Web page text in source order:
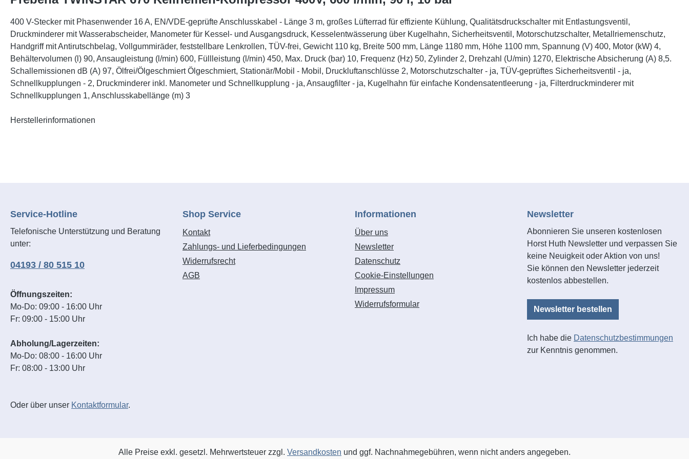
400 V-Stecker mit Phasenwender 16 A, EN/VDE-geprüfte Anschlusskabel - Länge 3 m, großes Lüfterrad für effiziente Kühlung, Qualitätsdruckschalter mit Entlastungsventil,
Druckminderer mit Wasserabscheider, Manometer für Kessel- und Ausgangsdruck, Kesselentwässerung über Kugelhahn, Sicherheitsventil, Motorschutzschalter, Metallriemenschutz,
Handgriff mit Antirutschbelag, Vollgummiräder, feststellbare Lenkrollen, TÜV-frei, Gewicht 110 kg, Breite 500 mm, Länge 1180 mm, Höhe 1100 mm, Spannung (V) 400, Motor (kW) 4,
Behältervolumen (l) 90, Ansaugleistung (l/min) 600, Füllleistung (l/min) 450, Max. Druck (bar) 10, Frequenz (Hz) 50, Zylinder 2, Drehzahl (U/min) 1270, Elektrische Absicherung (A) 8,5.
Schallemissionen dB (A) 97, Ölfrei/Ölgeschmiert Ölgeschmiert, Stationär/Mobil - Mobil, Druckluftanschlüsse 2, Motorschutzschalter - ja, TÜV-geprüftes Sicherheitsventil - ja,
Schnellkupplungen - 2, Druckminderer inkl. Manometer und Schnellkupplung - ja, Ansaugfilter - ja, Kugelhahn für einfache Kondensatentleerung - ja, Filterdruckminderer mit
Schnellkupplungen 1, Anschlusskabellänge (m) 3
Herstellerinformationen
Service-Hotline
Telefonische Unterstützung und Beratung
unter:
04193 / 80 515 10
Öffnungszeiten:
Mo-Do: 09:00 - 16:00 Uhr
Fr: 09:00 - 15:00 Uhr
Abholung/Lagerzeiten:
Mo-Do: 08:00 - 16:00 Uhr
Fr: 08:00 - 13:00 Uhr
Oder über unser Kontaktformular.
Shop Service
Kontakt
Zahlungs- und Lieferbedingungen
Widerrufsrecht
AGB
Informationen
Über uns
Newsletter
Datenschutz
Cookie-Einstellungen
Impressum
Widerrufsformular
Newsletter
Abonnieren Sie unseren kostenlosen
Horst Huth Newsletter und verpassen Sie
keine Neuigkeit oder Aktion von uns!
Sie können den Newsletter jederzeit
kostenlos abbestellen.
Newsletter bestellen
Ich habe die Datenschutzbestimmungen
zur Kenntnis genommen.
Alle Preise exkl. gesetzl. Mehrwertsteuer zzgl. Versandkosten und ggf. Nachnahmegebühren, wenn nicht anders angegeben.